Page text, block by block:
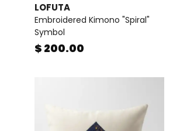
LOFUTA
Embroidered Kimono "Spiral"
Symbol
$ 200.00